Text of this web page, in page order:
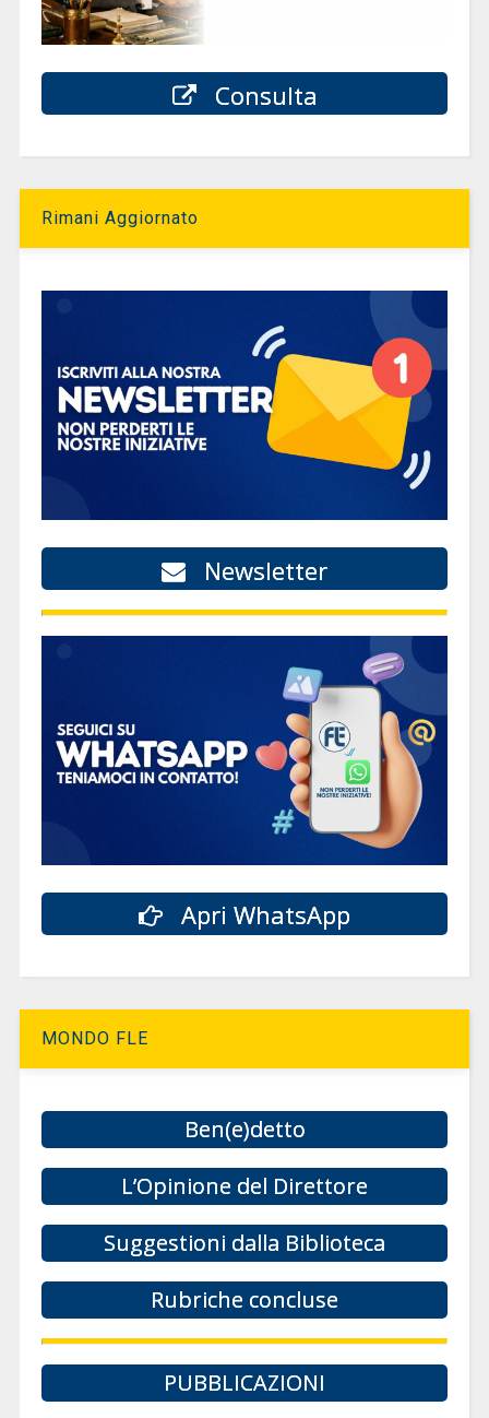
Consulta
Rimani Aggiornato
Newsletter
Apri WhatsApp
MONDO FLE
Ben(e)detto
L’Opinione del Direttore
Suggestioni dalla Biblioteca
Rubriche concluse
PUBBLICAZIONI